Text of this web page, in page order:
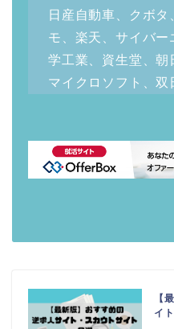
日産自動車、クボ
モ、楽天、サイバ
学工業、資生堂、朝
マイクロソフト、双
【
イ